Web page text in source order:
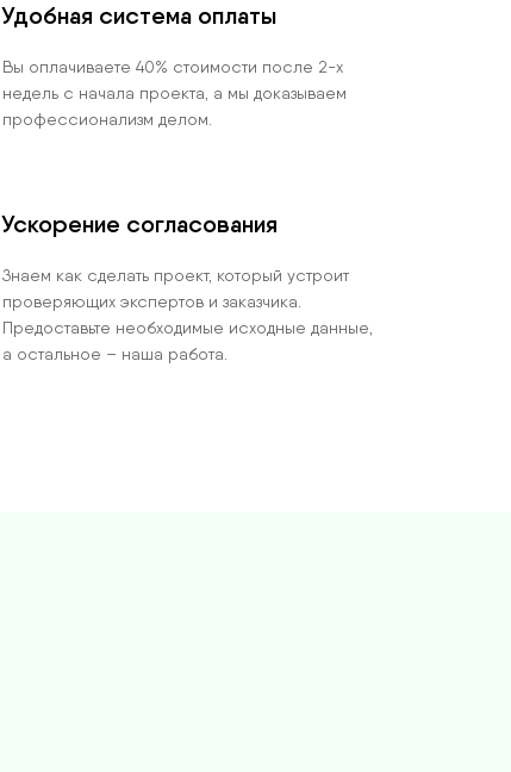
Удобная система оплаты
Вы оплачиваете 40% стоимости после 2-х
недель с начала проекта, а мы доказываем
профессионализм делом.
Ускорение согласования
Знаем как сделать проект, который устроит
проверяющих экспертов и заказчика.
Предоставьте необходимые исходные данные,
а остальное – наша работа.